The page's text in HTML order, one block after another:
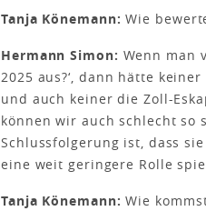
Tanja Könemann: Wie
Hermann Simon: Wenn man
2025 aus?‘, dann hätte
und auch keiner die Zoll-
können wir auch schlecht so
Schlussfolgerung ist, dass
eine weit geringere Rolle
Tanja Könemann: Wie